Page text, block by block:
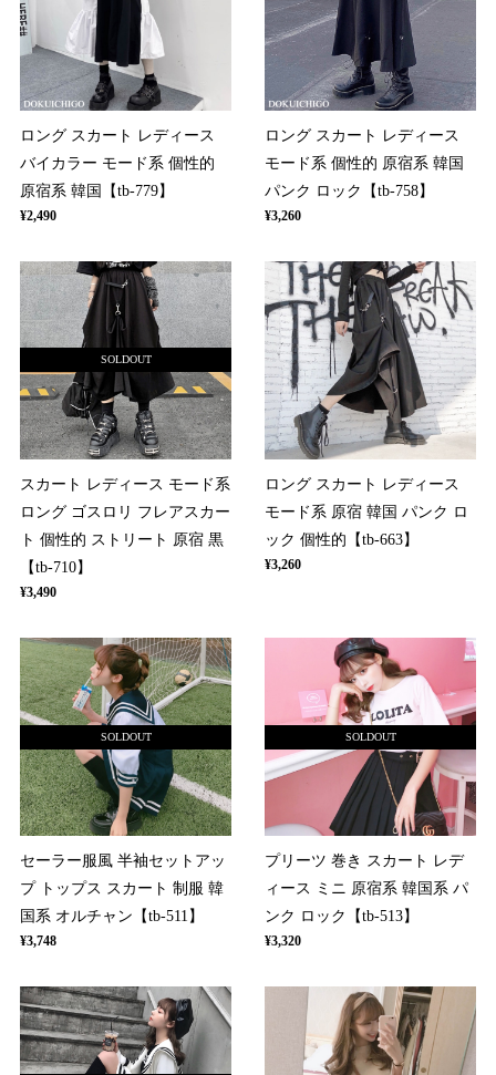
ロング スカート レディース
バイカラー モード系 個性的
原宿系 韓国【tb-779】
¥2,490
ロング スカート レディース
モード系 個性的 原宿系 韓国
パンク ロック【tb-758】
¥3,260
SOLDOUT
スカート レディース モード系
ロング ゴスロリ フレアスカー
ト 個性的 ストリート 原宿 黒
【tb-710】
¥3,490
ロング スカート レディース
モード系 原宿 韓国 パンク ロ
ック 個性的【tb-663】
¥3,260
SOLDOUT
セーラー服風 半袖セットアッ
プ トップス スカート 制服 韓
国系 オルチャン【tb-511】
¥3,748
SOLDOUT
プリーツ 巻き スカート レデ
ィース ミニ 原宿系 韓国系 パ
ンク ロック【tb-513】
¥3,320